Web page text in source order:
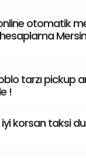
online otomatik
tarzı pickup
!
korsan taksi